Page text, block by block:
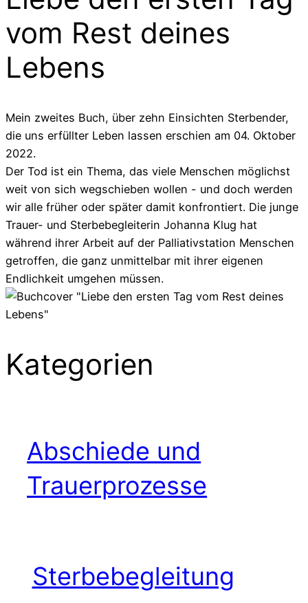
vom Rest deines
Lebens
Mein zweites Buch, über zehn Einsichten Sterbender,
die uns erfüllter Leben lassen erschien am 04. Oktober
2022.
Der Tod ist ein Thema, das viele Menschen möglichst
weit von sich wegschieben wollen - und doch werden
wir alle früher oder später damit konfrontiert. Die junge
Trauer- und Sterbebegleiterin Johanna Klug hat
während ihrer Arbeit auf der Palliativstation Menschen
getroffen, die ganz unmittelbar mit ihrer eigenen
Endlichkeit umgehen müssen.
Kategorien
Abschiede und
Trauerprozesse
Sterbebegleitung